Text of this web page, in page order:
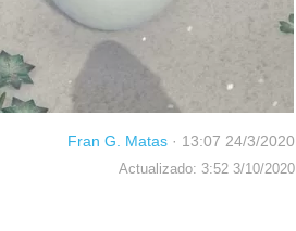
Fran G. Matas · 13:07 24/3/2020
Actualizado: 3:52 3/10/2020